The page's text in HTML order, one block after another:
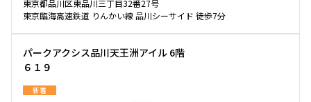
東京都品川区東品川三丁目32番27号
東京臨海高速鉄道 りんかい線 品川シーサイド 徒歩7分
パークアクシス品川天王洲アイル 6階
６１９
新着